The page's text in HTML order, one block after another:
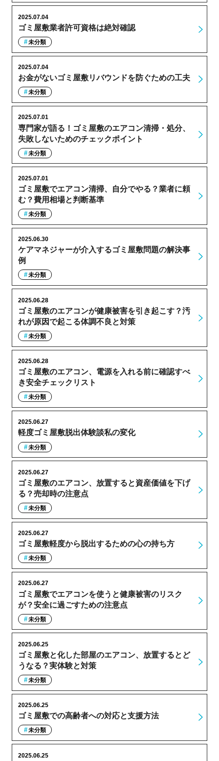
ゴミ屋敷業者許可資格は絶対確認
2025.07.04
未分類
お金がないゴミ屋敷リバウンドを防ぐための工夫
2025.07.04
未分類
専門家が語る！ゴミ屋敷のエアコン清掃・処分、
失敗しないためのチェックポイント
2025.07.01
未分類
ゴミ屋敷でエアコン清掃、自分でやる？業者に頼
む？費用相場と判断基準
2025.07.01
未分類
ケアマネジャーが介入するゴミ屋敷問題の解決事
例
2025.06.30
未分類
ゴミ屋敷のエアコンが健康被害を引き起こす？汚
れが原因で起こる体調不良と対策
2025.06.28
未分類
ゴミ屋敷のエアコン、電源を入れる前に確認すべ
き安全チェックリスト
2025.06.28
未分類
軽度ゴミ屋敷脱出体験談私の変化
2025.06.27
未分類
ゴミ屋敷のエアコン、放置すると資産価値を下げ
る？売却時の注意点
2025.06.27
未分類
ゴミ屋敷軽度から脱出するための心の持ち方
2025.06.27
未分類
ゴミ屋敷でエアコンを使うと健康被害のリスク
が？安全に過ごすための注意点
2025.06.27
未分類
ゴミ屋敷と化した部屋のエアコン、放置するとど
うなる？実体験と対策
2025.06.25
未分類
ゴミ屋敷での高齢者への対応と支援方法
2025.06.25
未分類
2025.06.25